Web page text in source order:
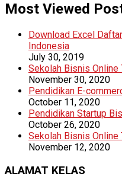
Most Viewed
Download Excel
Indonesia
July 30, 2019
Sekolah Bisnis Online
November 30, 2020
Pendidikan E-
October 11, 2020
Pendidikan Startup
October 26, 2020
Sekolah Bisnis Online
November 12, 2020
ALAMAT KELAS